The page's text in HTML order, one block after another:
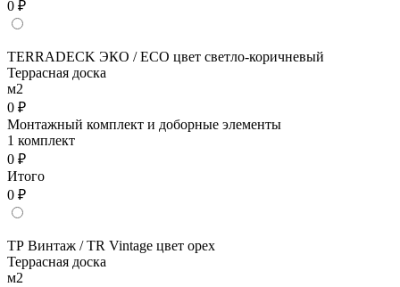
0 ₽
TERRADECK ЭКО / ECO цвет светло-коричневый
Террасная доска
м2
0 ₽
Монтажный комплект и доборные элементы
1 комплект
0 ₽
Итого
0 ₽
ТР Винтаж / TR Vintage цвет орех
Террасная доска
м2